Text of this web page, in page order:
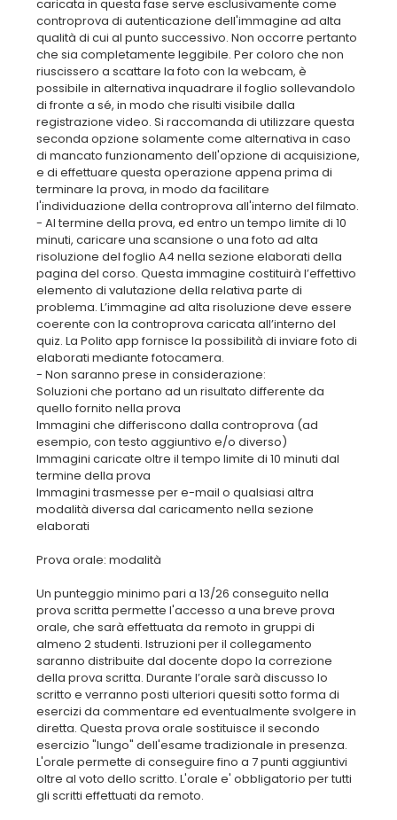
caricata in questa fase serve esclusivamente come
controprova di autenticazione dell'immagine ad alta
qualità di cui al punto successivo. Non occorre pertanto
che sia completamente leggibile. Per coloro che non
riuscissero a scattare la foto con la webcam, è
possibile in alternativa inquadrare il foglio sollevandolo
di fronte a sé, in modo che risulti visibile dalla
registrazione video. Si raccomanda di utilizzare questa
seconda opzione solamente come alternativa in caso
di mancato funzionamento dell'opzione di acquisizione,
e di effettuare questa operazione appena prima di
terminare la prova, in modo da facilitare
l'individuazione della controprova all'interno del filmato.
- Al termine della prova, ed entro un tempo limite di 10
minuti, caricare una scansione o una foto ad alta
risoluzione del foglio A4 nella sezione elaborati della
pagina del corso. Questa immagine costituirà l’effettivo
elemento di valutazione della relativa parte di
problema. L’immagine ad alta risoluzione deve essere
coerente con la controprova caricata all’interno del
quiz. La Polito app fornisce la possibilità di inviare foto di
elaborati mediante fotocamera.
- Non saranno prese in considerazione:
Soluzioni che portano ad un risultato differente da
quello fornito nella prova
Immagini che differiscono dalla controprova (ad
esempio, con testo aggiuntivo e/o diverso)
Immagini caricate oltre il tempo limite di 10 minuti dal
termine della prova
Immagini trasmesse per e-mail o qualsiasi altra
modalità diversa dal caricamento nella sezione
elaborati
Prova orale: modalità
Un punteggio minimo pari a 13/26 conseguito nella
prova scritta permette l'accesso a una breve prova
orale, che sarà effettuata da remoto in gruppi di
almeno 2 studenti. Istruzioni per il collegamento
saranno distribuite dal docente dopo la correzione
della prova scritta. Durante l’orale sarà discusso lo
scritto e verranno posti ulteriori quesiti sotto forma di
esercizi da commentare ed eventualmente svolgere in
diretta. Questa prova orale sostituisce il secondo
esercizio "lungo" dell'esame tradizionale in presenza.
L'orale permette di conseguire fino a 7 punti aggiuntivi
oltre al voto dello scritto. L'orale e' obbligatorio per tutti
gli scritti effettuati da remoto.